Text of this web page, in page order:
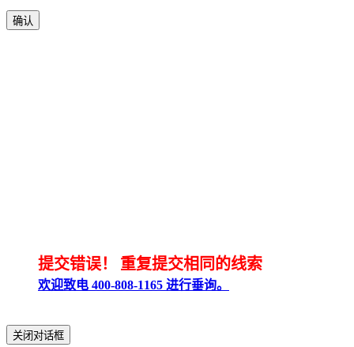
确认
提交错误！ 重复提交相同的线索
欢迎致电 400-808-1165 进行垂询。
关闭对话框